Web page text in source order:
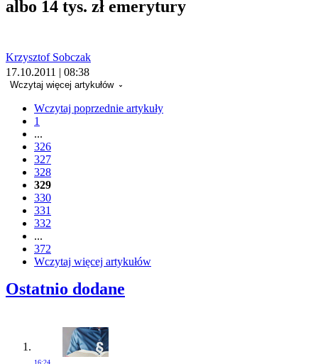
albo 14 tys. zł emerytury
Krzysztof Sobczak
17.10.2011 | 08:38
Wczytaj więcej artykułów
Wczytaj poprzednie artykuły
1
...
326
327
328
329
330
331
332
...
372
Wczytaj więcej artykułów
Ostatnio dodane
16:24